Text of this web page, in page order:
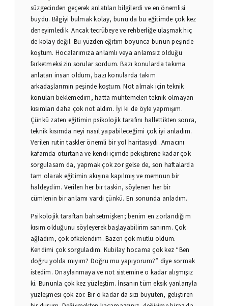
süzgecinden geçerek anlatılan bilgilerdi ve en önemlisi
buydu. Bilgiyi bulmak kolay, bunu da bu eğitimde çok kez
deneyimledik. Ancak tecrübeye ve rehberliğe ulaşmak hiç
de kolay değil. Bu yüzden eğitim boyunca bunun peşinde
koştum. Hocalarımıza anlamlı veya anlamsız olduğu
farketmeksizin sorular sordum. Bazı konularda takıma
anlatan insan oldum, bazı konularda takım
arkadaşlarımın peşinde koştum. Not almak için teknik
konuları beklemedim, hatta muhtemelen teknik olmayan
kısımları daha çok not aldım. İyi ki de öyle yapmışım.
Çünkü zaten eğitimin psikolojik tarafını hallettikten sonra,
teknik kısımda neyi nasıl yapabileceğimi çok iyi anladım.
Verilen rutin taskler önemli bir yol haritasıydı. Amacını
kafamda oturtana ve kendi içimde pekiştirene kadar çok
sorgulasam da, yapmak çok zor gelse de, son haftalarda
tam olarak eğitimin akışına kapılmış ve memnun bir
haldeydim. Verilen her bir taskin, söylenen her bir
cümlenin bir anlamı vardı çünkü. En sonunda anladım.
Psikolojik taraftan bahsetmişken; benim en zorlandığım
kısım olduğunu söyleyerek başlayabilirim sanırım. Çok
ağladım, çok öfkelendim. Bazen çok mutlu oldum.
Kendimi çok sorguladım. Kubilay hocama çok kez “Ben
doğru yolda mıyım? Doğru mu yapıyorum?” diye sormak
istedim. Onaylanmaya ve not sistemine o kadar alışmışız
ki. Bununla çok kez yüzleştim. İnsanın tüm eksik yanlarıyla
yüzleşmesi çok zor. Bir o kadar da sizi büyüten, geliştiren